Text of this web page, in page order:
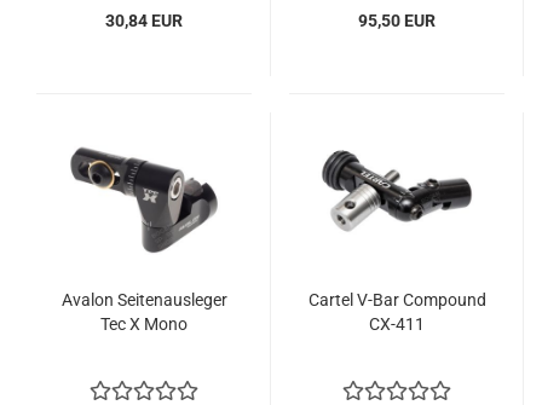
30,84 EUR 95,50 EUR
Avalon Seitenausleger
Tec X Mono
Cartel V-Bar Compound
CX-411